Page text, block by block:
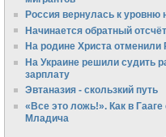
Россия вернулась к уровню
Начинается обратный
На родине Христа отменили
На Украине решили судить
зарплату
Эвтаназия - скользкий путь
«Все это ложь!». Как в
Младича